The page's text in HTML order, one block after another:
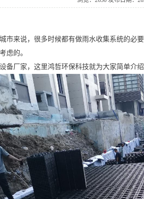
市来说，很多时候都有做雨水收集系统的必
虑的。
备厂家，这里鸿哲环保科技就为大家简单介绍